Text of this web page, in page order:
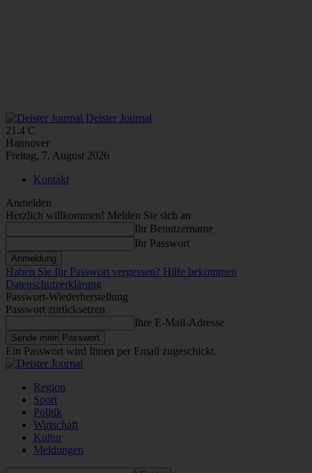
Deister Journal
21.4 C
Hannover
Freitag, 7. August 2026
Kontakt
Anmelden
Herzlich willkommen! Melden Sie sich an
Ihr Benutzername
Ihr Passwort
Haben Sie Ihr Passwort vergessen? Hilfe bekommen
Datenschutzerklärung
Passwort-Wiederherstellung
Passwort zurücksetzen
Ihre E-Mail-Adresse
Ein Passwort wird Ihnen per Email zugeschickt.
Region
Sport
Politik
Wirtschaft
Kultur
Meldungen